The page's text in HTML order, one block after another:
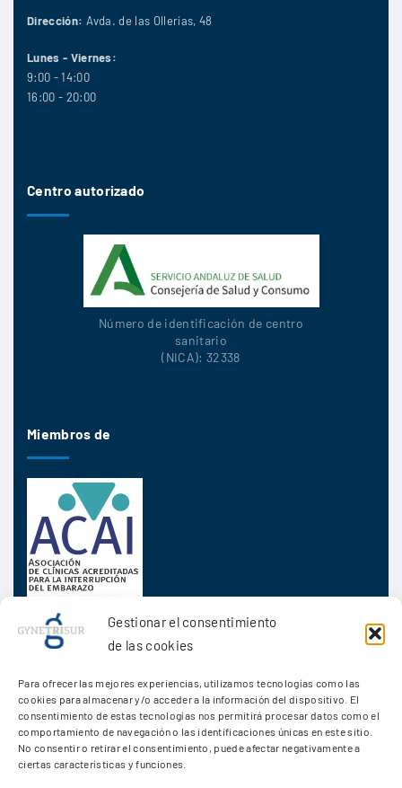
Gestionar el consentimiento
de las cookies
Para ofrecer las mejores experiencias, utilizamos tecnologías como las
cookies para almacenar y/o acceder a la información del dispositivo. El
consentimiento de estas tecnologías nos permitirá procesar datos como el
comportamiento de navegación o las identificaciones únicas en este sitio.
No consentir o retirar el consentimiento, puede afectar negativamente a
ciertas características y funciones.
Dirección: Avda. de las Ollerías, 48
Lunes - Viernes:
9:00 - 14:00
16:00 - 20:00
Centro autorizado
Número de identificación de centro
sanitario
(NICA): 32338
Miembros de
Acerca de
Trabaja con nosotros
Aviso Legal y Política de Privacidad